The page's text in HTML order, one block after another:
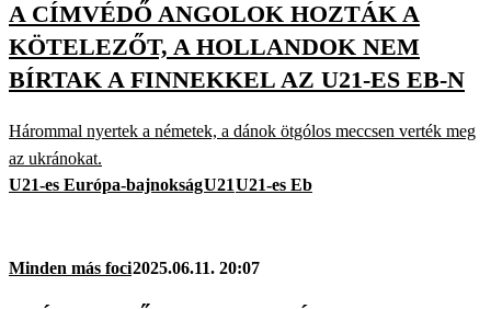
A CÍMVÉDŐ ANGOLOK HOZTÁK A
KÖTELEZŐT, A HOLLANDOK NEM
BÍRTAK A FINNEKKEL AZ U21-ES EB-N
Hárommal nyertek a németek, a dánok ötgólos meccsen verték meg
az ukránokat.
U21-es Európa-bajnokságU21U21-es Eb
Minden más foci2025.06.11. 20:07